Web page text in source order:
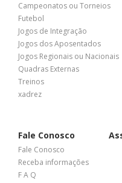
Campeonatos ou Torneios
Futebol
Jogos de Integração
Jogos dos Aposentados
Jogos Regionais ou Nacionais
Quadras Externas
Treinos
xadrez
Fale Conosco
Fale Conosco
Receba informações
F A Q